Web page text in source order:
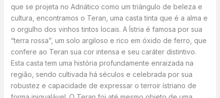
que se projeta no Adriático como um triângulo de beleza e
cultura, encontramos o Teran, uma casta tinta que é a alma e
o orgulho dos vinhos tintos locais. A Ístria é famosa por sua
“terra rossa”, um solo argiloso e rico em óxido de ferro, que
confere ao Teran sua cor intensa e seu caráter distintivo.
Esta casta tem uma história profundamente enraizada na
região, sendo cultivada há séculos e celebrada por sua
robustez e capacidade de expressar o terroir ístriano de